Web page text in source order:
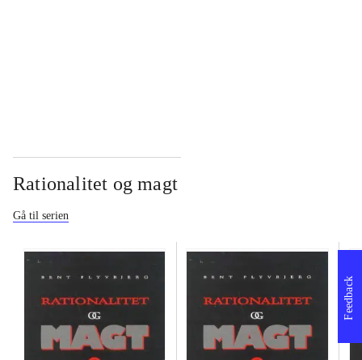
Rationalitet og magt
Gå til serien
Feedback